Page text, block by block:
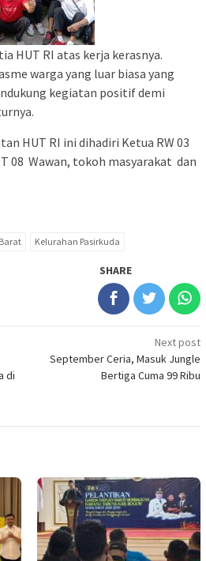
HUT RI atas kerja kerasnya.
warga yang luar biasa yang
kegiatan positif demi
HUT RI ini dihadiri Ketua RW 03
08 Wawan, tokoh masyarakat dan
Kelurahan Pasirkuda
SHARE
di
Next post
September Ceria, Masuk Jungle
Bertiga Cuma 99 Ribu